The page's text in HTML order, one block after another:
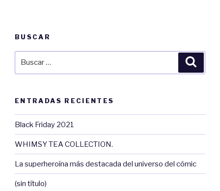
BUSCAR
ENTRADAS RECIENTES
Black Friday 2021
WHIMSY TEA COLLECTION.
La superheroína más destacada del universo del cómic
(sin título)